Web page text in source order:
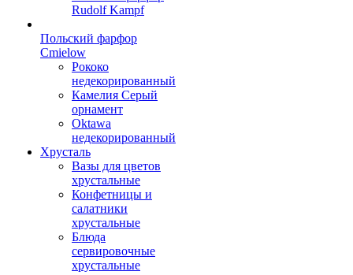
Rudolf Kampf
Польский фарфор
Сmielow
Рококо
недекорированный
Камелия Серый
орнамент
Oktawa
недекорированный
Хрусталь
Вазы для цветов
хрустальные
Конфетницы и
салатники
хрустальные
Блюда
сервировочные
хрустальные